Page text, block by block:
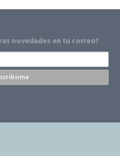
novedades en tu correo?